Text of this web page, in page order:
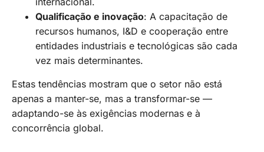
Qualificação e inovação: A capacitação de
recursos humanos, I&D e cooperação entre
entidades industriais e tecnológicas são cada
vez mais determinantes.
Estas tendências mostram que o setor não está
apenas a manter-se, mas a transformar-se —
adaptando-se às exigências modernas e à
concorrência global.